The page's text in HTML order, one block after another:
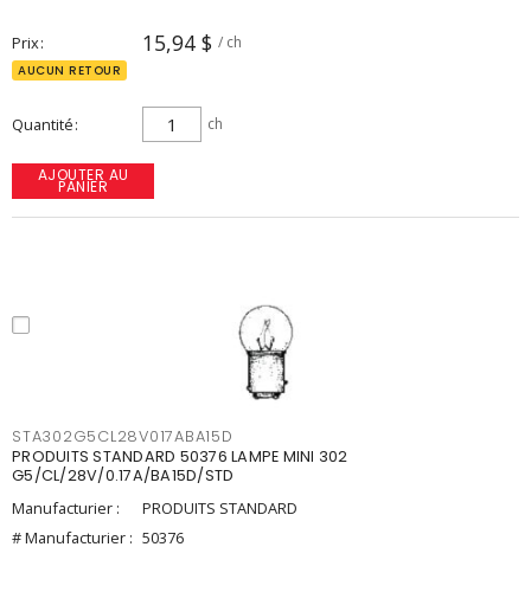
Prix 15,94 $ / ch
AUCUN RETOUR
Quantité ch
AJOUTER AU
PANIER
STA302G5CL28V017ABA15D
PRODUITS STANDARD 50376 LAMPE MINI 302
G5/CL/28V/0.17A/BA15D/STD
Manufacturier :
PRODUITS STANDARD
# Manufacturier : 50376